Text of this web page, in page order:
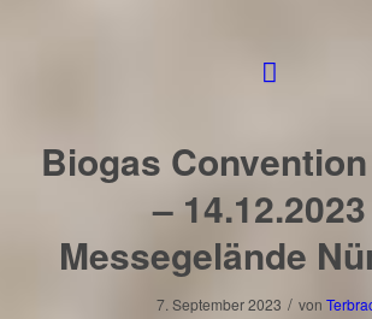
Biogas
–
Messegelände
7. September 2023 / von